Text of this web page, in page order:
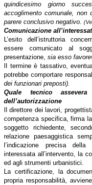
quindicesimo giorno
accoglimento comunale, non
parere conclusivo negativo.
Comunicazione
L’esito dell’istruttoria
essere comunicato al
presentazione, sia esso
Il termine è tassativo,
potrebbe comportare
dei funzionari preposti).
Quale tecnico
dell’autorizzazione
Il direttore dei lavori,
competenza specifica, firma
soggetto richiedente,
relazione paesaggistica
l’indicazione precisa
interessata all’intervento, la
ed agli strumenti urbanistici.
La certificazione, la
propria responsabilità,